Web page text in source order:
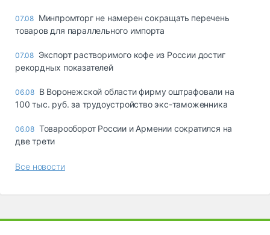
07.08 Минпромторг не намерен сокращать перечень
товаров для параллельного импорта
07.08 Экспорт растворимого кофе из России достиг
рекордных показателей
06.08 В Воронежской области фирму оштрафовали на
100 тыс. руб. за трудоустройство экс-таможенника
06.08 Товарооборот России и Армении сократился на
две трети
Все новости